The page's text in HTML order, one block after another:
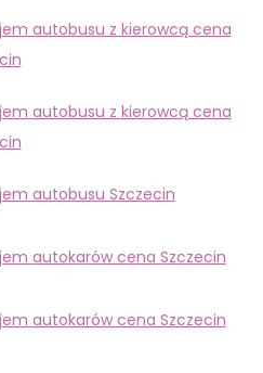
autobusu z kierowcą cena
autobusu z kierowcą cena
autobusu Szczecin
autokarów cena Szczecin
autokarów cena Szczecin